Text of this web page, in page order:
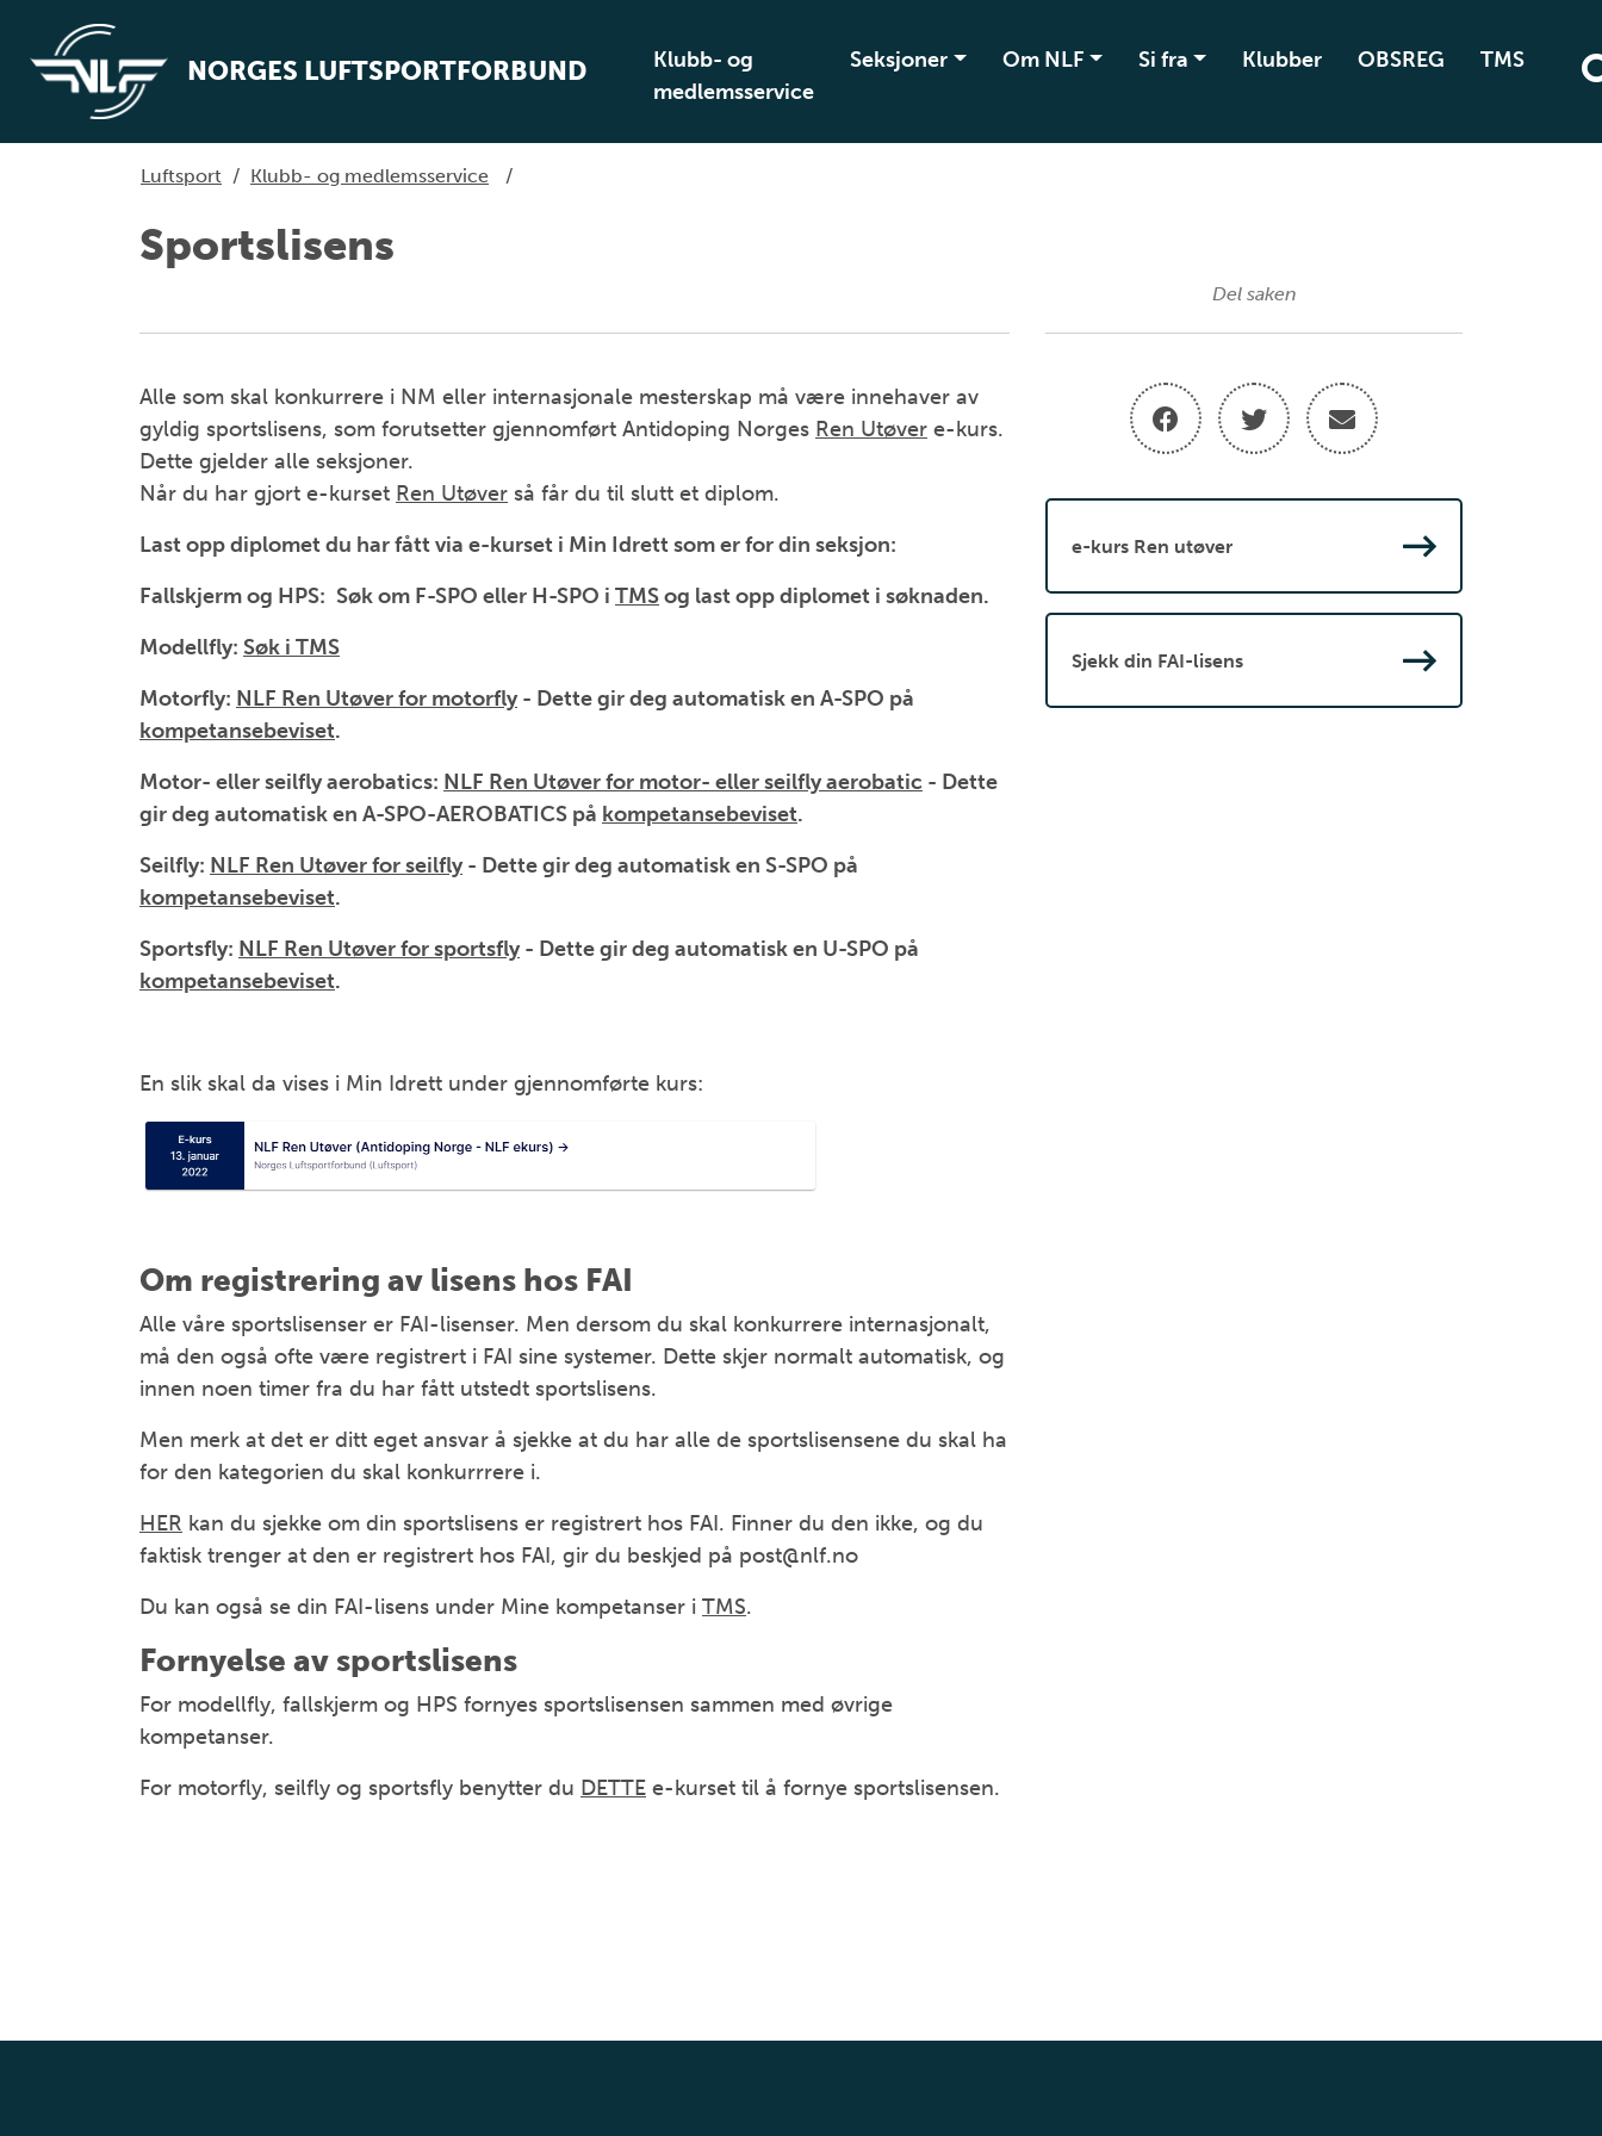
NORGES LUFTSPORTFORBUND
Klubb- og
medlemsservice
Seksjoner Om NLF Si fra Klubber OBSREG TMS
Luftsport / Klubb- og medlemsservice /
Sportslisens
Alle som skal konkurrere i NM eller internasjonale mesterskap må være innehaver av
gyldig sportslisens, som forutsetter gjennomført Antidoping Norges Ren Utøver e-kurs.
Dette gjelder alle seksjoner.
Når du har gjort e-kurset Ren Utøver så får du til slutt et diplom.
Last opp diplomet du har fått via e-kurset i Min Idrett som er for din seksjon:
Fallskjerm og HPS: Søk om F-SPO eller H-SPO i TMSog last opp diplomet i søknaden.
Modellfly: Søk i TMS
Motorfly: NLF Ren Utøver for motorfly- Dette gir deg automatisk en A-SPO på
kompetansebeviset.
Motor- eller seilfly aerobatics: NLF Ren Utøver for motor- eller seilfly aerobatic - Dette
gir deg automatisk en A-SPO-AEROBATICS på kompetansebeviset.
Seilfly: NLF Ren Utøver for seilfly- Dette gir deg automatisk en S-SPO på
kompetansebeviset.
Sportsfly: NLF Ren Utøver for sportsfly- Dette gir deg automatisk en U-SPO på
kompetansebeviset.
En slik skal da vises i Min Idrett under gjennomførte kurs:
Om registrering av lisens hos FAI
Alle våre sportslisenser er FAI-lisenser. Men dersom du skal konkurrere internasjonalt,
må den også ofte være registrert i FAI sine systemer. Dette skjer normalt automatisk, og
innen noen timer fra du har fått utstedt sportslisens.
Men merk at det er ditt eget ansvar å sjekke at du har alle de sportslisensene du skal ha
for den kategorien du skal konkurrrere i.
HER kan du sjekke om din sportslisens er registrert hos FAI. Finner du den ikke, og du
faktisk trenger at den er registrert hos FAI, gir du beskjed på post@nlf.no
Du kan også se din FAI-lisens under Mine kompetanser i TMS.
Fornyelse av sportslisens
For modellfly, fallskjerm og HPS fornyes sportslisensen sammen med øvrige
kompetanser.
For motorfly, seilfly og sportsfly benytter du DETTE e-kurset til å fornye sportslisensen.
Del saken
e-kurs Ren utøver
Sjekk din FAI-lisens